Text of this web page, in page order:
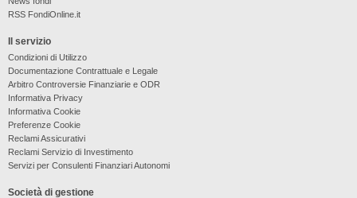
RSS FondiOnline.it
Il servizio
Condizioni di Utilizzo
Documentazione Contrattuale e Legale
Arbitro Controversie Finanziarie e ODR
Informativa Privacy
Informativa Cookie
Preferenze Cookie
Reclami Assicurativi
Reclami Servizio di Investimento
Servizi per Consulenti Finanziari Autonomi
Società di gestione